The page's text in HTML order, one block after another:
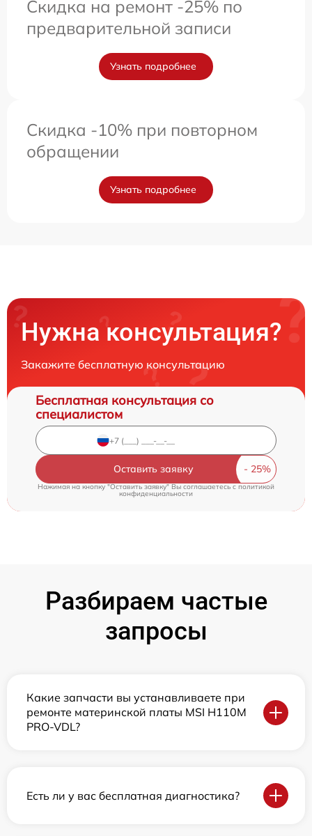
Скидка на ремонт -25% по
предварительной записи
Узнать подробнее
Скидка -10% при повторном
обращении
Узнать подробнее
Нужна консультация?
Закажите бесплатную консультацию
Бесплатная консультация со
специалистом
Оставить заявку
Нажимая на кнопку "Оставить заявку" Вы соглашаетесь cполитикой
конфиденциальности
Разбираем частые
запросы
Какие запчасти вы устанавливаете при
ремонте материнской платы MSI H110M
PRO-VDL?
Есть ли у вас бесплатная диагностика?